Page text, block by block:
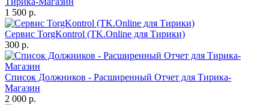
1 500 р.
Сервис TorgKontrol (TK.Online для Тирики)
300 р.
Список Должников - Расширенный Отчет для Тирика-
Магазин
2 000 р.